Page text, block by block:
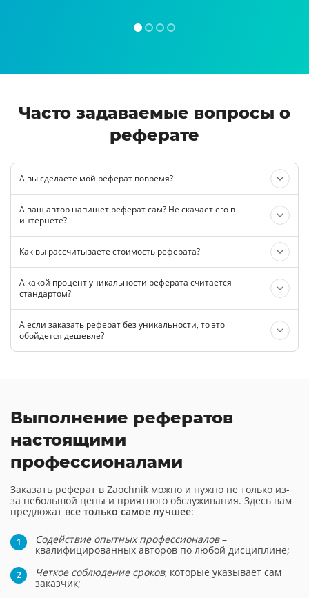
Часто задаваемые вопросы о
реферате
А вы сделаете мой реферат вовремя?
А ваш автор напишет реферат сам? Не скачает его в
интернете?
Как вы рассчитываете стоимость реферата?
А какой процент уникальности реферата считается
стандартом?
А если заказать реферат без уникальности, то это
обойдется дешевле?
Выполнение рефератов
настоящими
профессионалами
Заказать реферат в Zaochnik можно и нужно не только из-
за небольшой цены и приятного обслуживания. Здесь вам
предложат все только самое лучшее:
Содействие опытных профессионалов–
квалифицированных авторов по любой дисциплине;
Четкое соблюдение сроков, которые указывает сам
заказчик;